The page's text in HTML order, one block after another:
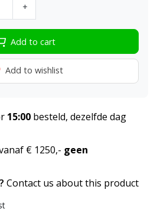
+
Add to cart
Add to wishlist
15:00 besteld, dezelfde dag
€ 1250,- geen
Contact us about this product